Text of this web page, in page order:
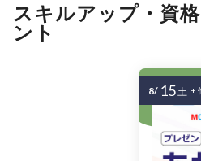
スキルアップ・資
ント
8/ 15土 +